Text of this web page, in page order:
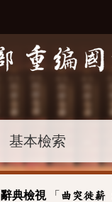
基本檢索
辭典檢視「 曲突徙薪